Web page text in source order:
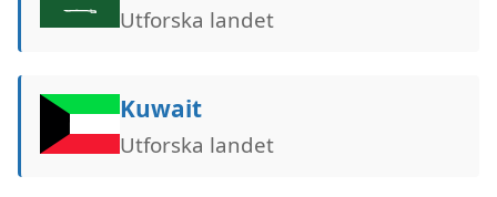
Utforska landet
Kuwait
Utforska landet